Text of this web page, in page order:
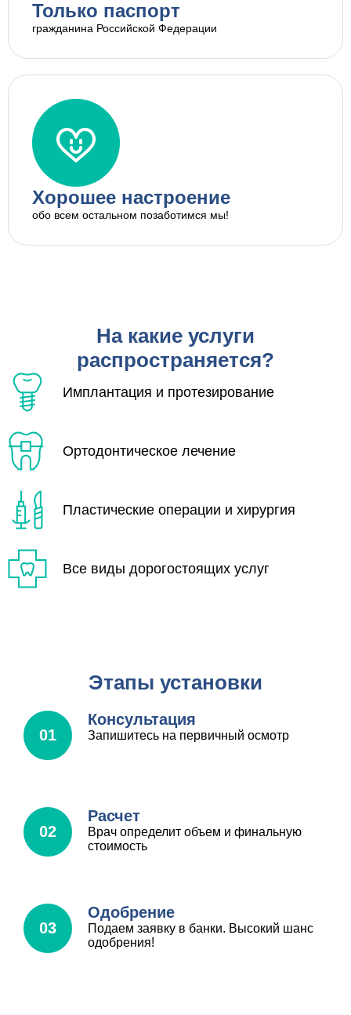
Только паспорт
гражданина Российской Федерации
Хорошее настроение
обо всем остальном позаботимся мы!
На какие услуги
распространяется?
Имплантация и протезирование
Ортодонтическое лечение
Пластические операции и хирургия
Все виды дорогостоящих услуг
Этапы установки
01
Консультация
Запишитесь на первичный осмотр
02
Расчет
Врач определит объем и финальную
стоимость
03
Одобрение
Подаем заявку в банки. Высокий шанс
одобрения!